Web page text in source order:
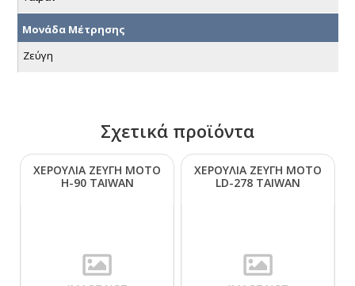
Μονάδα Μέτρησης
Ζεύγη
Σχετικά προϊόντα
ΧΕΡΟΥΛΙΑ ΖΕΥΓΗ ΜΟΤΟ
Η-90 ΤΑΙWΑΝ
ΧΕΡΟΥΛΙΑ ΖΕΥΓΗ ΜΟΤΟ
LD-278 ΤΑΙWΑΝ